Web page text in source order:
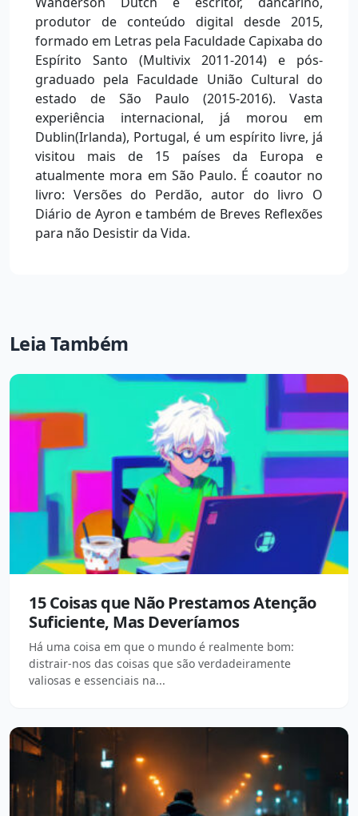
produtor de conteúdo digital desde 2015,
formado em Letras pela Faculdade Capixaba do
Espírito Santo (Multivix 2011-2014) e pós-
graduado pela Faculdade União Cultural do
estado de São Paulo (2015-2016). Vasta
experiência internacional, já morou em
Dublin(Irlanda), Portugal, é um espírito livre, já
visitou mais de 15 países da Europa e
atualmente mora em São Paulo. É coautor no
livro: Versões do Perdão, autor do livro O
Diário de Ayron e também de Breves Reflexões
para não Desistir da Vida.
Leia Também
15 Coisas que Não Prestamos Atenção
Suficiente, Mas Deveríamos
Há uma coisa em que o mundo é realmente bom:
distrair-nos das coisas que são verdadeiramente
valiosas e essenciais na...